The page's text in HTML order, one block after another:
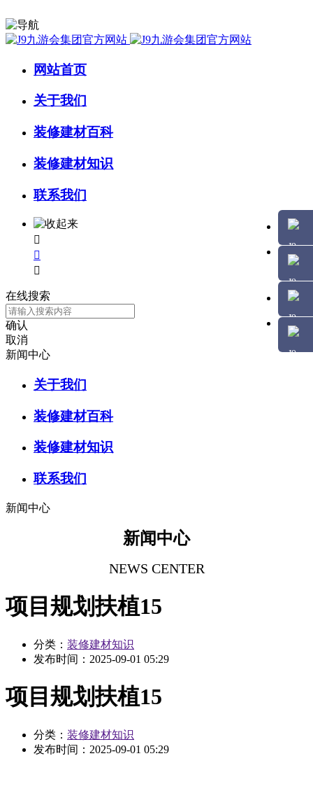
网站首页
关于我们
装修建材百科
装修建材知识
联系我们



在线搜索
确认
取消
新闻中心
关于我们
装修建材百科
装修建材知识
联系我们
新闻中心
新闻中心
NEWS CENTER
项目规划扶植15
分类： 装修建材知识
发布时间： 2025-09-01 05:29
项目规划扶植15
分类： 装修建材知识
发布时间： 2025-09-01 05:29